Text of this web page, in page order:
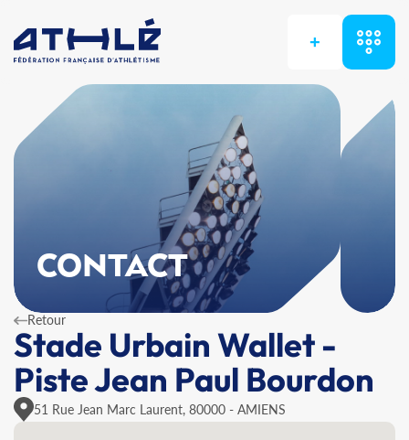
+
CONTACT
Retour
Stade Urbain Wallet -
Piste Jean Paul Bourdon
51 Rue Jean Marc Laurent, 80000 - AMIENS